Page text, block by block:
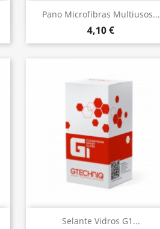
Pano Microfibras Multiusos...
4,10 €
Vista rápida
Selante Vidros G1...
Vista rápida